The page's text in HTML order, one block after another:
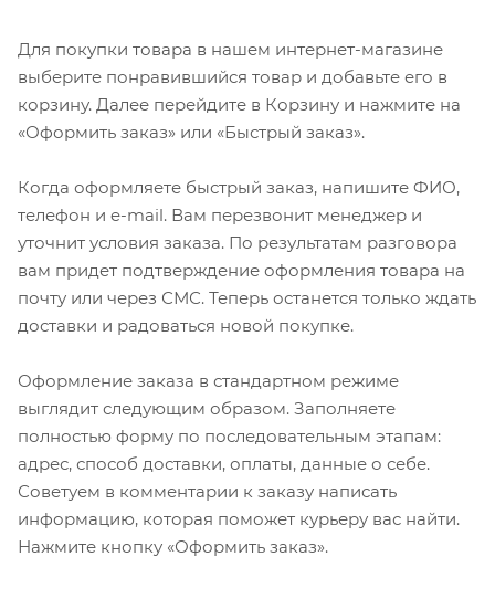
Для покупки товара в нашем интернет-магазине
выберите понравившийся товар и добавьте его в
корзину. Далее перейдите в Корзину и нажмите на
«Оформить заказ» или «Быстрый заказ».
Когда оформляете быстрый заказ, напишите ФИО,
телефон и e-mail. Вам перезвонит менеджер и
уточнит условия заказа. По результатам разговора
вам придет подтверждение оформления товара на
почту или через СМС. Теперь останется только ждать
доставки и радоваться новой покупке.
Оформление заказа в стандартном режиме
выглядит следующим образом. Заполняете
полностью форму по последовательным этапам:
адрес, способ доставки, оплаты, данные о себе.
Советуем в комментарии к заказу написать
информацию, которая поможет курьеру вас найти.
Нажмите кнопку «Оформить заказ».